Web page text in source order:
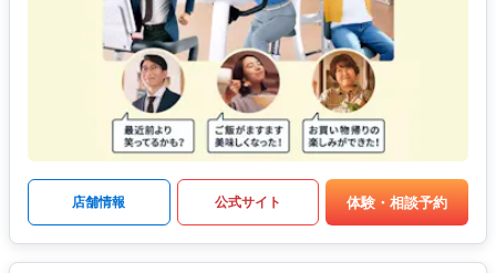
店舗情報 公式サイト 体験・相談予約